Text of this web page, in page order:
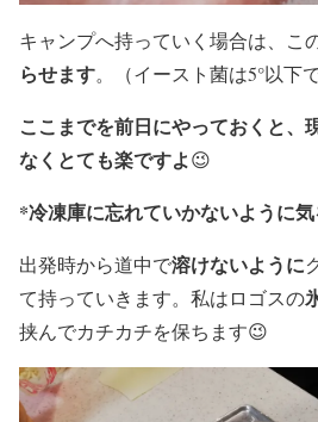
キャンプへ持っていく場合は、こ
らせます。（イースト菌は5°以下
ここまでを前日にやっておくと、
なくとても楽ですよ😉
*冷凍庫に忘れていかないように
出発時から道中で溶けないように
て持っていきます。私はロゴスの
挟んでカチカチを保ちます😉